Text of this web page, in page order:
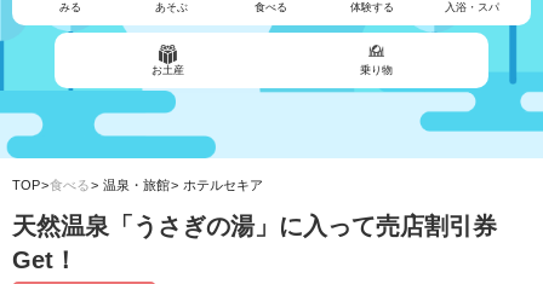
みる あそぶ 食べる 体験する 入浴・スパ
お土産 乗り物
TOP 食べる 温泉・旅館 ホテルセキア
天然温泉「うさぎの湯」に入って売店割引券
Get！